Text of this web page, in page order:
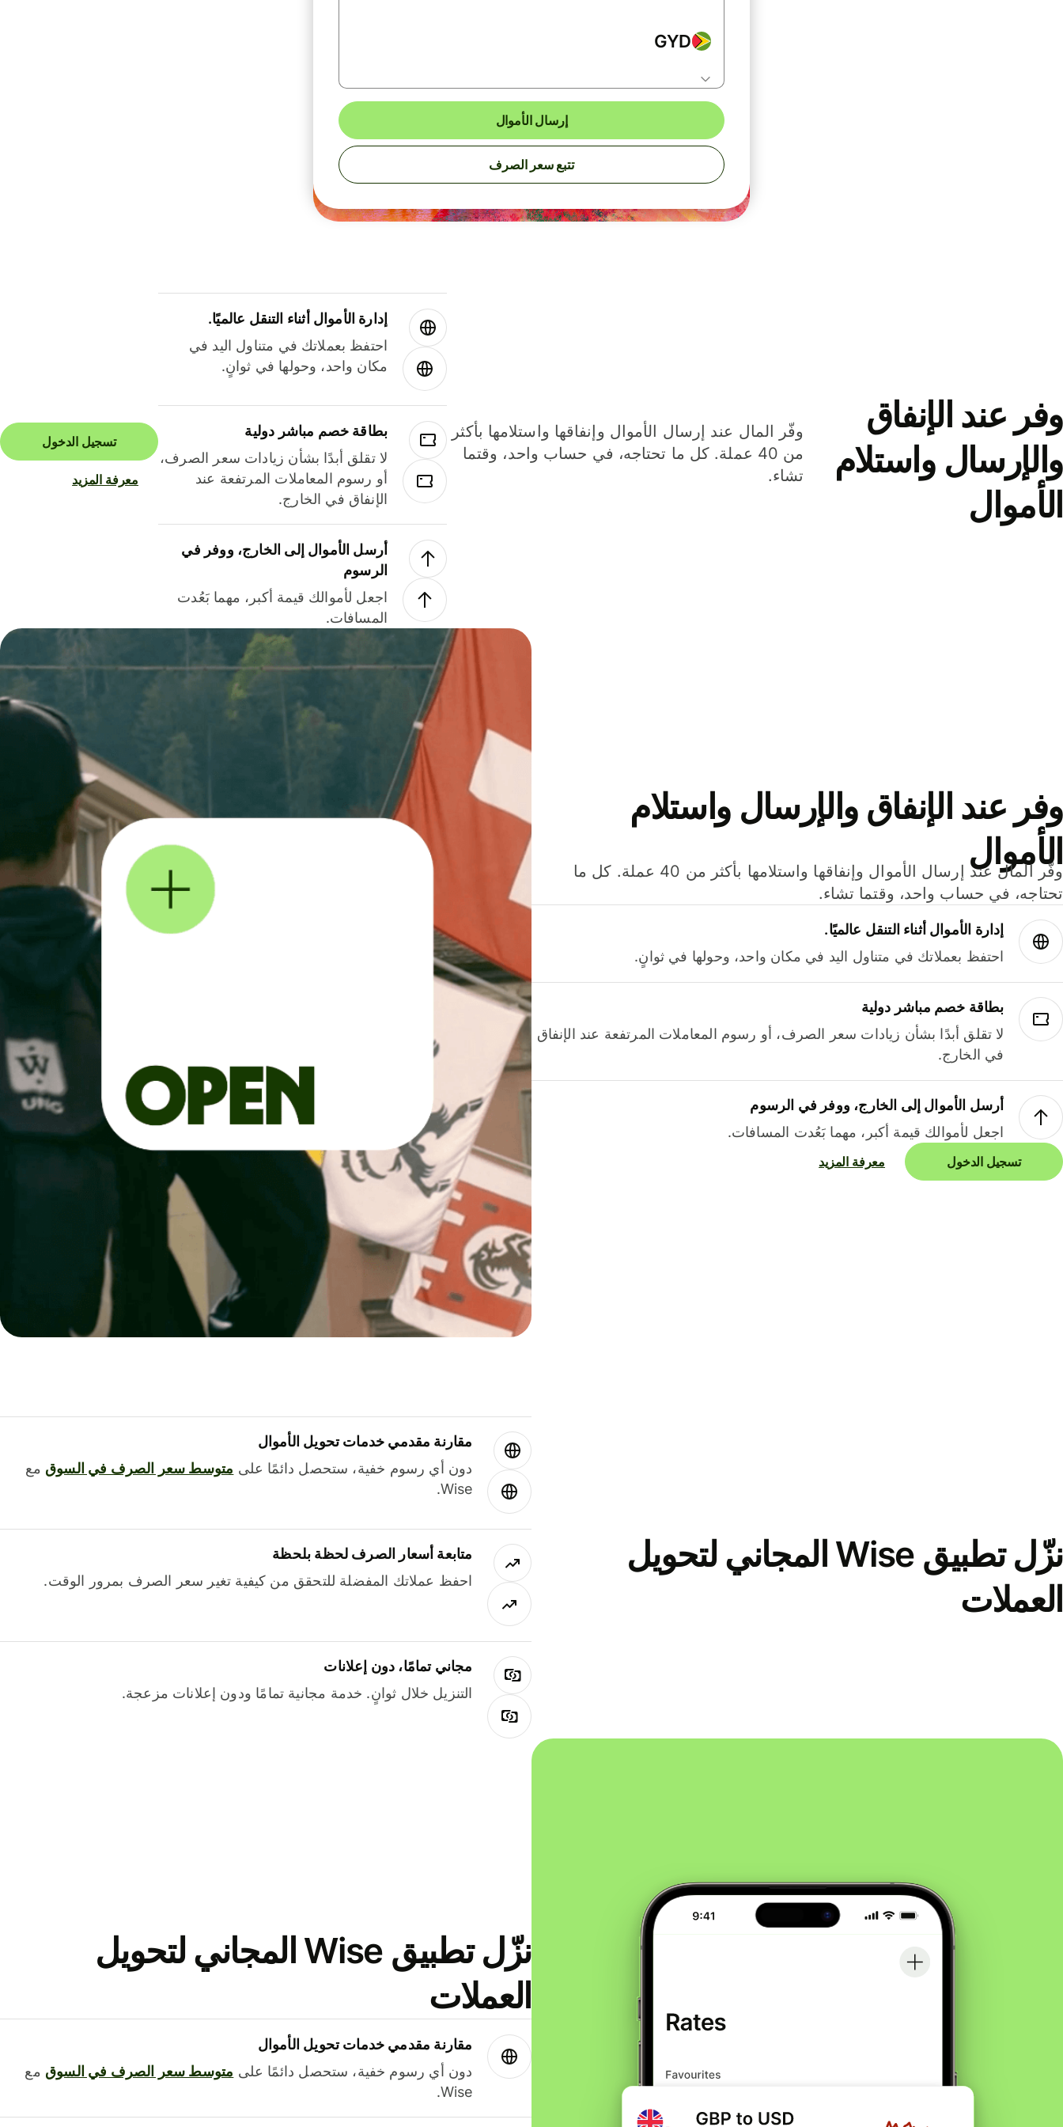
GYD
إرسال الأموال
تتبع سعر الصرف
وفر عند الإنفاق
والإرسال واستلام
الأموال
وفّر المال عند إرسال الأموال وإنفاقها واستلامها بأكثر
من 40 عملة. كل ما تحتاجه، في حساب واحد، وقتما
تشاء.
إدارة الأموال أثناء التنقل عالميًا.
احتفظ بعملاتك في متناول اليد في
مكان واحد، وحولها في ثوانٍ.
بطاقة خصم مباشر دولية
لا تقلق أبدًا بشأن زيادات سعر الصرف،
أو رسوم المعاملات المرتفعة عند
الإنفاق في الخارج.
أرسل الأموال إلى الخارج، ووفر في
الرسوم
اجعل لأموالك قيمة أكبر، مهما بَعُدت
المسافات.
تسجيل الدخول
معرفة المزيد
وفر عند الإنفاق والإرسال واستلام
الأموال
وفّر المال عند إرسال الأموال وإنفاقها واستلامها بأكثر من 40 عملة. كل ما
تحتاجه، في حساب واحد، وقتما تشاء.
إدارة الأموال أثناء التنقل عالميًا.
احتفظ بعملاتك في متناول اليد في مكان واحد، وحولها في ثوانٍ.
بطاقة خصم مباشر دولية
لا تقلق أبدًا بشأن زيادات سعر الصرف، أو رسوم المعاملات المرتفعة عند الإنفاق
في الخارج.
أرسل الأموال إلى الخارج، ووفر في الرسوم
اجعل لأموالك قيمة أكبر، مهما بَعُدت المسافات.
تسجيل الدخول معرفة المزيد
نزّل تطبيق Wise المجاني لتحويل
العملات
مقارنة مقدمي خدمات تحويل الأموال
دون أي رسوم خفية، ستحصل دائمًا على متوسط ​​سعر الصرف في السوق مع
Wise.
متابعة أسعار الصرف لحظة بلحظة
احفظ عملاتك المفضلة للتحقق من كيفية تغير سعر الصرف بمرور الوقت.
مجاني تمامًا، دون إعلانات
التنزيل خلال ثوانٍ. خدمة مجانية تمامًا ودون إعلانات مزعجة.
نزّل تطبيق Wise المجاني لتحويل
العملات
مقارنة مقدمي خدمات تحويل الأموال
دون أي رسوم خفية، ستحصل دائمًا على متوسط ​​سعر الصرف في السوق مع
Wise.